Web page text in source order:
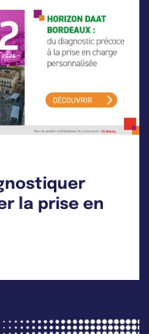
la prise en